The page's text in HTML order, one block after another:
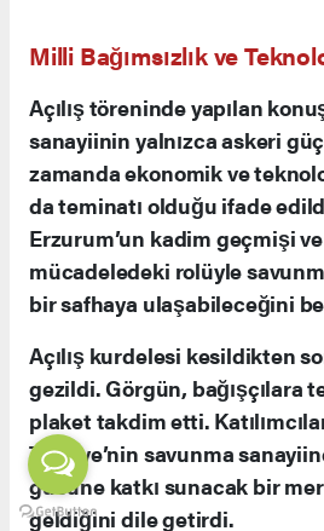
kapsayacak şekilde faaliyet
bu kararın Erzurum’un milli
sembolik konumu ve
bir seçim olduğunu
Milli Bağımsızlık ve